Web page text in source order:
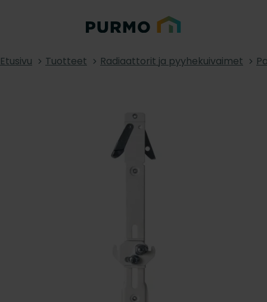
Etusivu Tuotteet Radiaattorit ja pyyhekuivaimet